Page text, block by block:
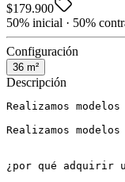
$179.900
50% inicial · 50%
Configuración
36 m²
Descripción
Realizamos
Realizamos
¿por qué adquirir